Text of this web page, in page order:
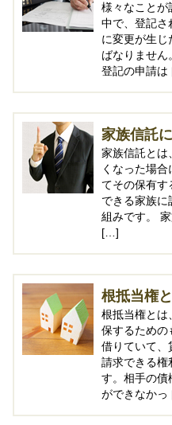
様々なことが
中で、登記さ
に変更が生
ばなりませ
登記の申請
家族信託
家族信託とは
くなった場
てその保有す
できる家族
組みです。
[…]
根抵当権
根抵当権とは
保するための
借りていて、
請求できる権
す。相手の債
ができなか